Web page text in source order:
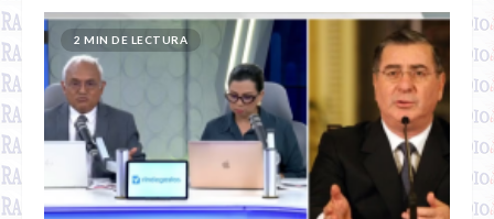
2 MIN DE LECTURA